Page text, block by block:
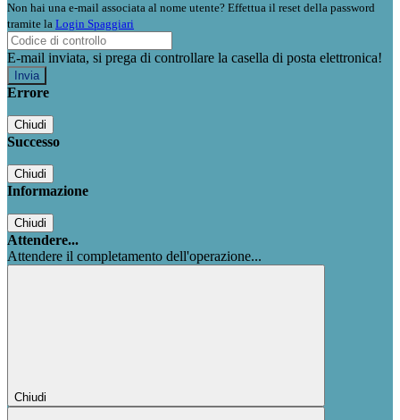
Non hai una e-mail associata al nome utente? Effettua il reset della password
tramite la Login Spaggiari
E-mail inviata, si prega di controllare la casella di posta elettronica!
Errore
Chiudi
Successo
Chiudi
Informazione
Chiudi
Attendere...
Attendere il completamento dell'operazione...
Chiudi